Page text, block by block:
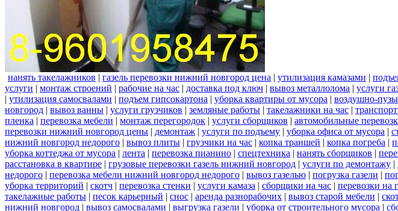
нанять такелажников | газель перевозки нижний новгород цена | утилизация камазами |
услуги | монтаж строений | рабочие на час | доставка под ключ | вывоз металлолома | услуги
| утилизация самосвалами | подъем гипсокартона | уборка квартиры от мусора | воздушно-
новгород | вывоз ванны | услуги грузчиков | земляные работы | такелажники на час |
пленка | перевозка мебели | монтаж перегородок | услуги сборщиков | автомобильные
перевозки нижний новгород цены | демонтаж | услуги по подъему | уборка офиса от мусора |
нижний новгород недорого | вывоз плиты | грузчики на час | копка траншей | копка погреба |
уборка коттеджа от мусора | лента | перевозка пианино | спецтехника | нанять сборщиков |
расстановка в квартире | грузовые перевозки газель нижний новгород | услуги по демонтажу |
недорого | перевозка мебели нижний новгород недорого | вывоз газелью | погрузка газели |
уборка территорий | скотч | перевозка стенки | услуги камаза | сборщики на час | перевозки на
такелажные работы | песок карьерный | снос | аренда разнорабочих | вывоз старой мебели |
нижний новгород | вывоз самосвалами | выгрузка газели | уборка от строительного мусора |